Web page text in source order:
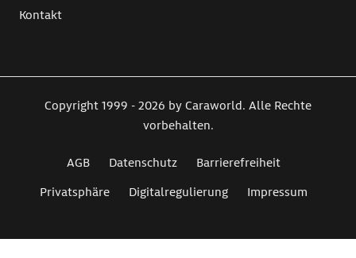
Kontakt
Copyright 1999 - 2026 by Caraworld. Alle Rechte
vorbehalten.
AGB Datenschutz
Barrierefreiheit
Privatsphäre
Digitalregulierung Impressum